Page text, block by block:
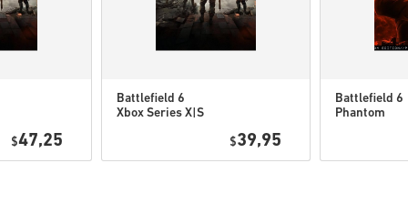
Regarde le guide rapide ci-
• Entre ton adresse e-mail
• Sélectionne ton mode de
• Finalise ta commande
$47,25
Battlefield 6
Xbox Series X|S
$39,95
Battlefield 6
Phantom